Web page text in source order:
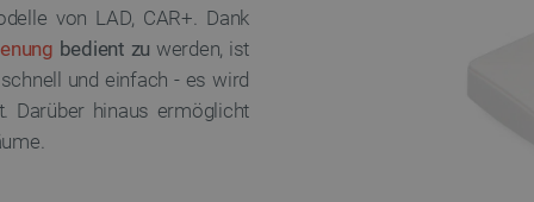
von LAD, CAR+. Dank
bedient zu werden, ist
und einfach - es wird
Darüber hinaus ermöglicht